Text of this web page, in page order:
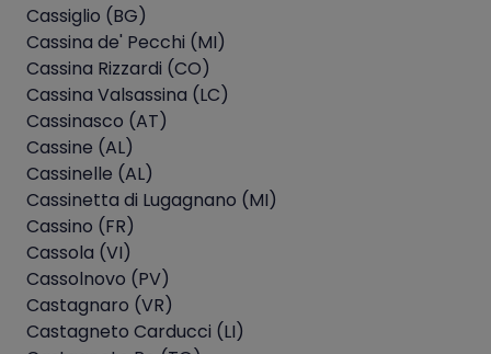
Cassiglio (BG)
Cassina de' Pecchi (MI)
Cassina Rizzardi (CO)
Cassina Valsassina (LC)
Cassinasco (AT)
Cassine (AL)
Cassinelle (AL)
Cassinetta di Lugagnano (MI)
Cassino (FR)
Cassola (VI)
Cassolnovo (PV)
Castagnaro (VR)
Castagneto Carducci (LI)